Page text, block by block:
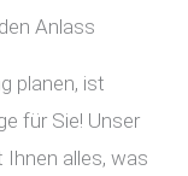
Anlass
planen, ist
für Sie! Unser
Ihnen alles, was